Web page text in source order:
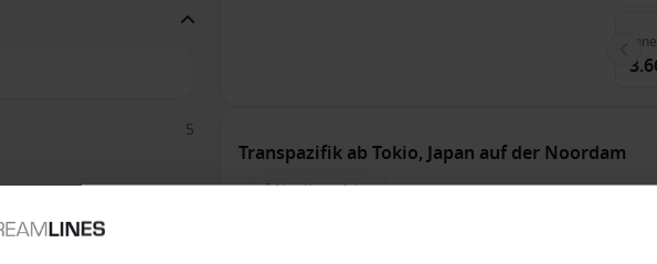
5
Transpazifik ab Tokio, Japan auf der Noordam
Nur Kreuzfahrt